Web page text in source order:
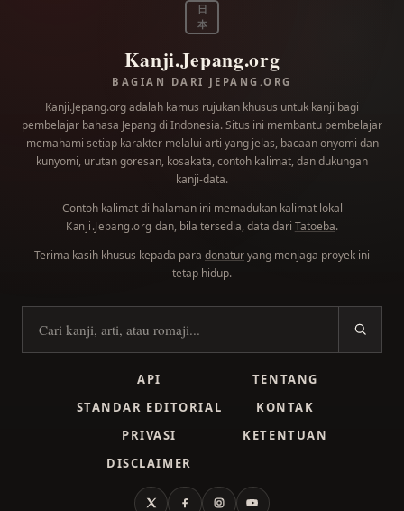
日
本
Kanji.Jepang.org
BAGIAN DARI JEPANG.ORG
Kanji.Jepang.org adalah kamus rujukan khusus untuk kanji bagi
pembelajar bahasa Jepang di Indonesia. Situs ini membantu pembelajar
memahami setiap karakter melalui arti yang jelas, bacaan onyomi dan
kunyomi, urutan goresan, kosakata, contoh kalimat, dan dukungan
kanji-data.
Contoh kalimat di halaman ini memadukan kalimat lokal
Kanji.Jepang.org dan, bila tersedia, data dari Tatoeba.
Terima kasih khusus kepada para donaturyang menjaga proyek ini
tetap hidup.
Cari kanji
API
TENTANG
STANDAR EDITORIAL
KONTAK
PRIVASI
KETENTUAN
DISCLAIMER